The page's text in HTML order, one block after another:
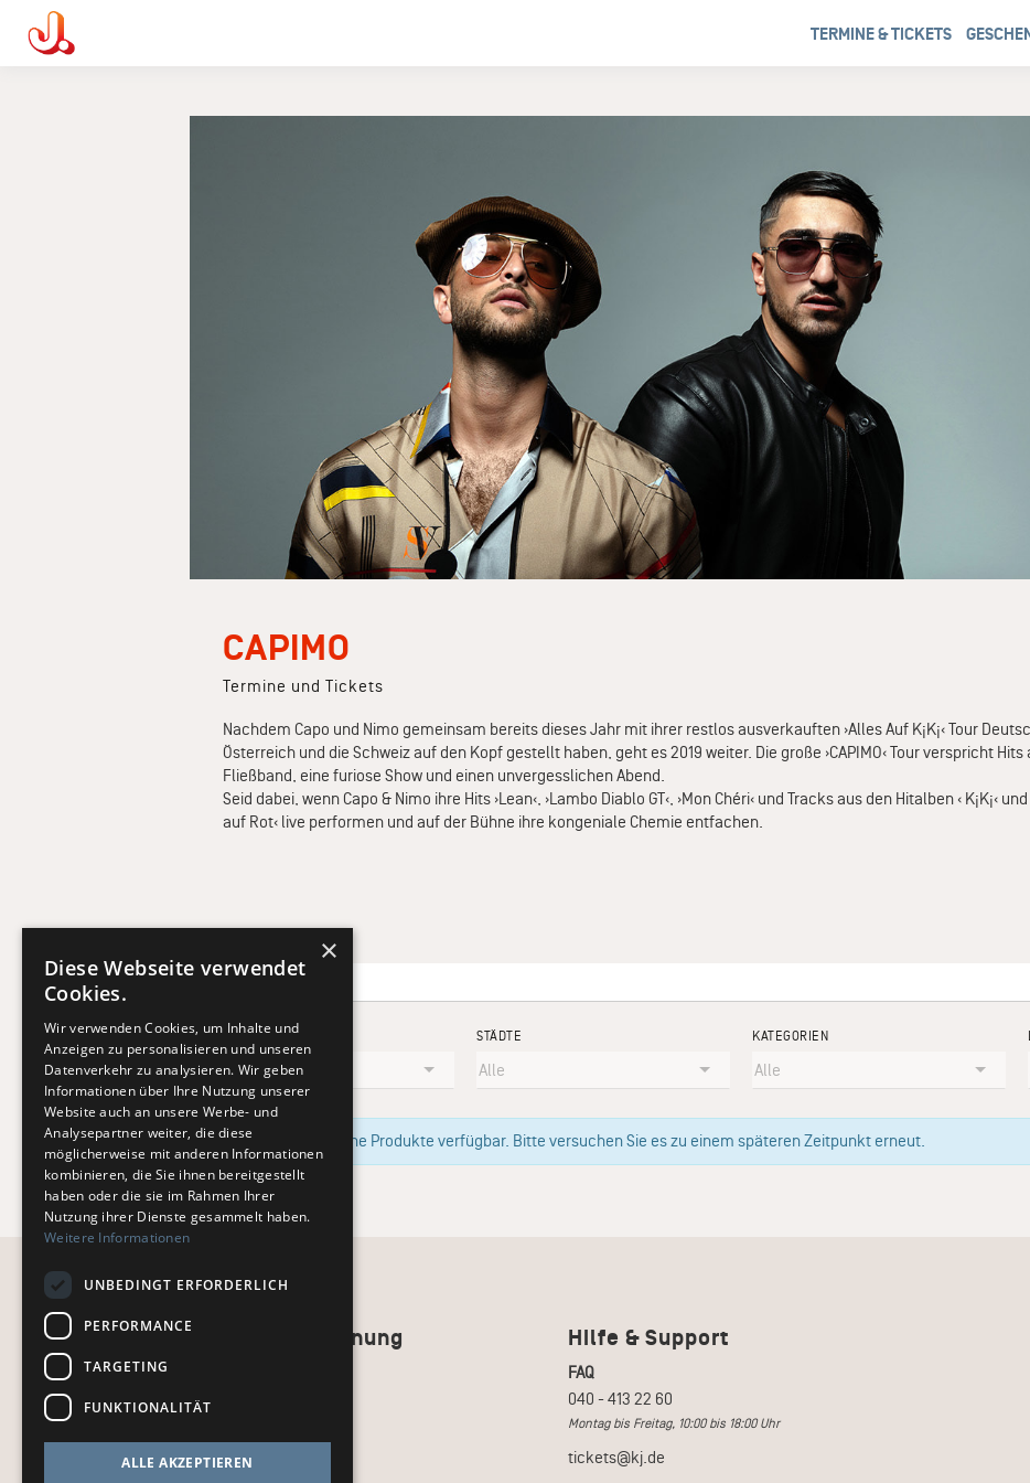
TERMINE & TICKETS
CAPIMO
Termine und Tickets
Nachdem Capo und Nimo gemeinsam bereits dieses Jahr mit ihrer restlos ausverkauften ›Alles Auf K¡K¡‹ Tour
Österreich und die Schweiz auf den Kopf gestellt haben, geht es 2019 weiter. Die große ›CAPIMO‹ Tour verspricht Hits
Fließband, eine furiose Show und einen unvergesslichen Abend.
Seid dabei, wenn Capo & Nimo ihre Hits ›Lean‹, ›Lambo Diablo GT‹, ›Mon Chéri‹ und Tracks aus den Hitalben ‹ K¡K¡‹
auf Rot‹ live performen und auf der Bühne ihre kongeniale Chemie entfachen.
KÜNSTLER STÄDTE KATEGORIEN
Im Moment sind keine Produkte verfügbar. Bitte versuchen Sie es zu einem späteren Zeitpunkt erneut.
Recht und Ordnung
Impressum
Hilfe & Support
FAQ
040 - 413 22 60
Montag bis Freitag, 10:00 bis 18:00 Uhr
tickets@kj.de
×
Diese Webseite verwendet
Cookies.
Wir verwenden Cookies, um Inhalte und
Anzeigen zu personalisieren und unseren
Datenverkehr zu analysieren. Wir geben
Informationen über Ihre Nutzung unserer
Website auch an unsere Werbe- und
Analysepartner weiter, die diese
möglicherweise mit anderen Informationen
kombinieren, die Sie ihnen bereitgestellt
haben oder die sie im Rahmen Ihrer
Nutzung ihrer Dienste gesammelt haben.
Weitere Informationen
UNBEDINGT ERFORDERLICH
PERFORMANCE
TARGETING
FUNKTIONALITÄT
ALLE AKZEPTIEREN